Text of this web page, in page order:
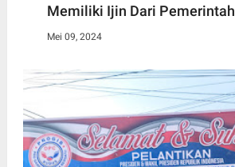
Memiliki Ijin Dari Pemerintah
Mei 09, 2024